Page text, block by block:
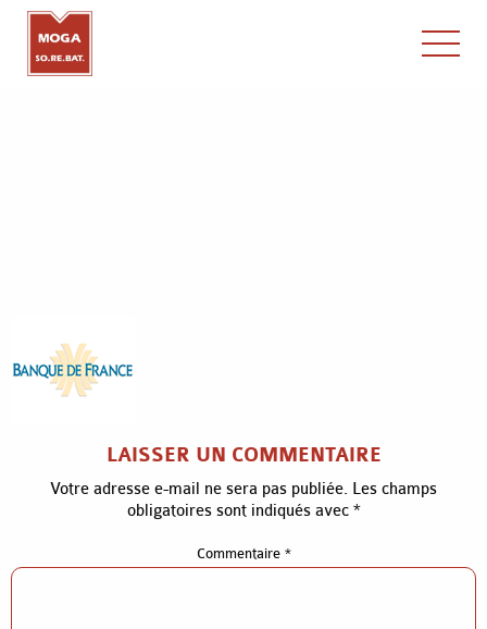
x
LAISSER UN COMMENTAIRE
Votre adresse e-mail ne sera pas publiée. Les champs
obligatoires sont indiqués avec *
Commentaire *